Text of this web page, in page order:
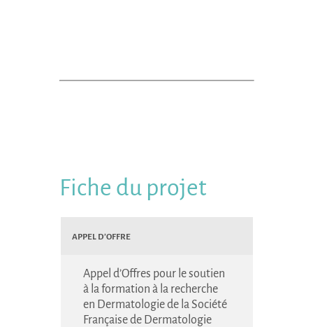
Fiche du projet
Appel d’Offre
Appel d’Offres pour le soutien
à la formation à la recherche
en Dermatologie de la Société
Française de Dermatologie